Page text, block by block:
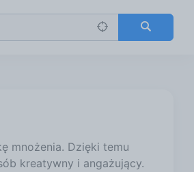
mnożenia. Dzięki temu
kreatywny i angażujący.